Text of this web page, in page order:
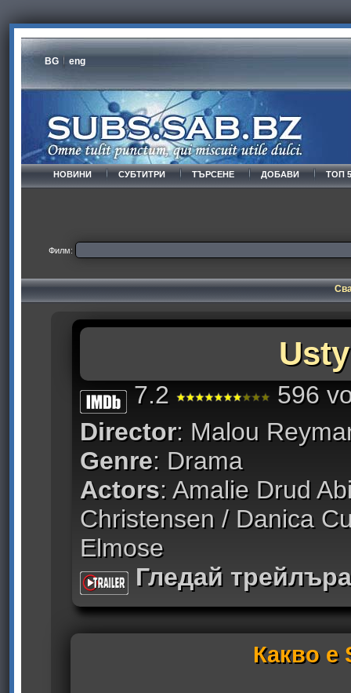
BG eng
НОВИНИ СУБТИТРИ ТЪРСЕНЕ ДОБАВИ ТОП
Филм:
7.2
596
Director: Malou
Genre: Drama
Actors: Amalie Drud
Christensen / Danica
Elmose
Гледай трейлъра
Какво е